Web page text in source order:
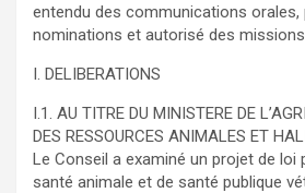
entendu des communications orales,
nominations et autorisé des missions
I. DELIBERATIONS
I.1. AU TITRE DU MINISTERE DE
DES RESSOURCES ANIMALES ET
Le Conseil a examiné un projet de loi
santé animale et de santé publique